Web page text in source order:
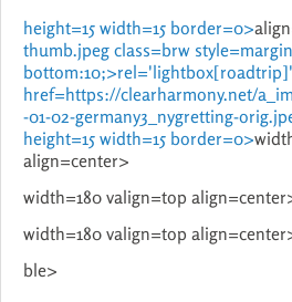
height=15 width=15 border=0>
thumb.jpeg class=brw
bottom:10;>rel='lightbox[roadtrip]'
href=https://clearharmony.net/
-01-02-germany3_nygretting-
height=15 width=15 border=0>
align=center>
width=180 valign=top
width=180 valign=top
ble>